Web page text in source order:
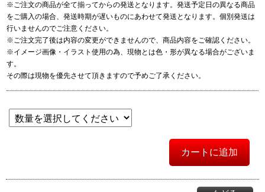
10. Do it
11. Run
※ご注文の商品が全て揃ってからの発送となります。発送予定日の異なる商品
をご購入の場合、発送時期が遅いものにあわせて発送となります。個別発送は
行いませんのでご注意ください。
※ご注文完了後は内容の変更ができませんので、商品内容をご確認ください。
※イメージ画像・イラスト使用の為、現物とは色・形が異なる場合がございま
す。
その際は現物を優先させて頂きますので予めご了承ください。
カートに追加